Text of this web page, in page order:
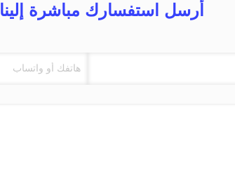
أرسل استفسارك مباشرة إلينا